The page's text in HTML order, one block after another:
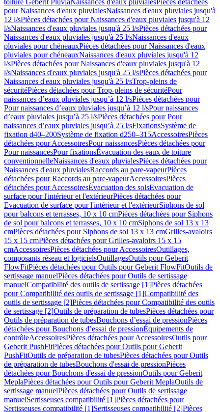
toiture Geberit PluviaNaissances d'eaux pluvialesPièces détachées
pour Naissances d'eaux pluvialesNaissances d'eaux pluviales jusqu'à
12 l/sPièces détachées pour Naissances d'eaux pluviales jusqu'à 12
l/sNaissances d'eaux pluviales jusqu'à 25 l/sPièces détachées pour
Naissances d'eaux pluviales jusqu'à 25 l/sNaissances d'eaux
pluviales pour chéneauxPièces détachées pour Naissances d'eaux
pluviales pour chéneauxNaissances d'eaux pluviales jusqu'à 12
l/sPièces détachées pour Naissances d'eaux pluviales jusqu'à 12
l/sNaissances d'eaux pluviales jusqu'à 25 l/sPièces détachées pour
Naissances d'eaux pluviales jusqu'à 25 l/sTrop-pleins de
sécuritéPièces détachées pour Trop-pleins de sécuritéPour
naissances d’eaux pluviales jusqu’à 12 l/sPièces détachées pour
Pour naissances d’eaux pluviales jusqu’à 12 l/sPour naissances
d’eaux pluviales jusqu’à 25 l/sPièces détachées pour Pour
naissances d’eaux pluviales jusqu’à 25 l/sFixationsSystème de
fixation d40–200Système de fixation d250–315AccessoiresPièces
détachées pour AccessoiresPour naissancesPièces détachées pour
Pour naissancesPour fixationsÉvacuation des eaux de toiture
conventionnelleNaissances d'eaux pluvialesPièces détachées pour
Naissances d'eaux pluvialesRaccords au pare-vapeurPièces
détachées pour Raccords au pare-vapeurAccessoiresPièces
détachées pour AccessoiresÉvacuation des solsEvacuation de
surface pour l'intérieur et l'extérieurPièces détachées pour
Evacuation de surface pour l'intérieur et l'extérieurSiphons de sol
pour balcons et terrasses, 10 x 10 cmPièces détachées pour Siphons
de sol pour balcons et terrasses, 10 x 10 cmSiphons de sol 13 x 13
cmPièces détachées pour Siphons de sol 13 x 13 cmGrilles-avaloirs
15 x 15 cmPièces détachées pour Grilles-avaloirs 15 x 15
cmAccessoiresPièces détachées pour AccessoiresOutillages,
composants réseau et logicielsOutillagesOutils pour Geberit
FlowFitPièces détachées pour Outils pour Geberit FlowFitOutils de
sertissage manuelPièces détachées pour Outils de sertissage
manuelCompatibilité des outils de sertissage [1]Pièces détachées
pour Compatibilité des outils de sertissage [1]Compatibilité des
outils de sertissage [2]Pièces détachées pour Compatibilité des outils
de sertissage [2]Outils de préparation de tubesPièces détachées pour
Outils de préparation de tubesBouchons d’essai de pressionPièces
détachées pour Bouchons d’essai de pressionÉquipements de
contrôleAccessoiresPièces détachées pour AccessoiresOutils pour
Geberit PushFitPièces détachées pour Outils pour Geberit
PushFitOutils de préparation de tubesPièces détachées pour Outils
de préparation de tubesBouchons d'essai de pressionPièces
détachées pour Bouchons d'essai de pressionOutils pour Geberit
MeplaPièces détachées pour Outils pour Geberit MeplaOutils de
sertissage manuelPièces détachées pour Outils de sertissage
manuelSertisseuses compatibilité [1]Pièces détachées pour
Sertisseuses compatibilité [1]Sertisseuses compatibilité [2]Pièces